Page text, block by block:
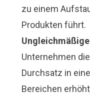
zu einem
Produkten führt.
Unternehmen
Durchsatz in
Bereichen